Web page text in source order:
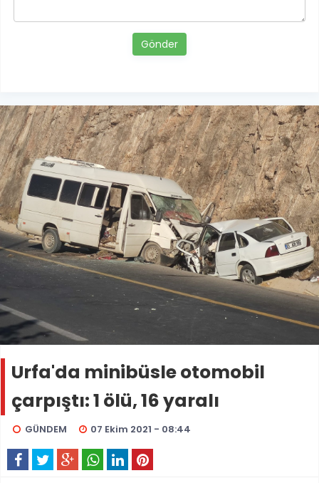
Gönder
Urfa'da minibüsle otomobil
çarpıştı: 1 ölü, 16 yaralı
GÜNDEM 07 Ekim 2021 - 08:44